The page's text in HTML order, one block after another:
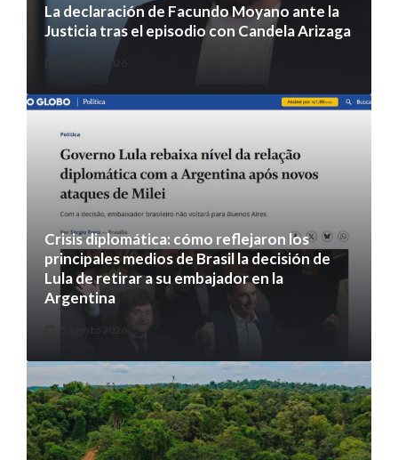
La declaración de Facundo Moyano ante la
Justicia tras el episodio con Candela Arizaga
5 agosto 2026
Crisis diplomática: cómo reflejaron los
principales medios de Brasil la decisión de
Lula de retirar a su embajador en la
Argentina
5 agosto 2026